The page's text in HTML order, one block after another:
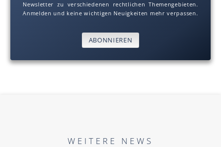
Newsletter zu verschiedenen rechtlichen Themengebieten.
Anmelden und keine wichtigen Neuigkeiten mehr verpassen.
ABONNIEREN
WEITERE NEWS